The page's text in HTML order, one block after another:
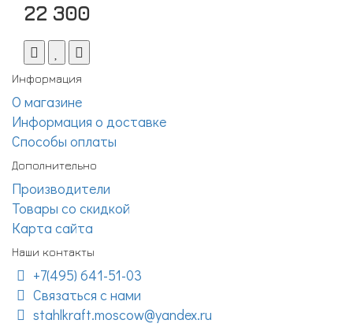
22 300
Информация
О магазине
Информация о доставке
Способы оплаты
Дополнительно
Производители
Товары со скидкой
Карта сайта
Наши контакты
+7(495) 641-51-03
Связаться с нами
stahlkraft.moscow@yandex.ru